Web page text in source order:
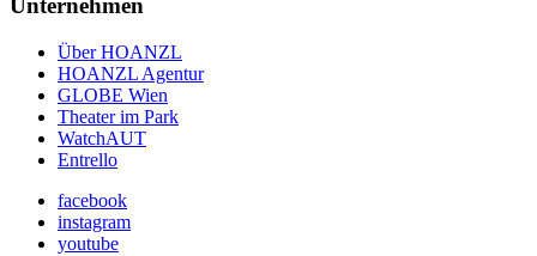
Unternehmen
Über HOANZL
HOANZL Agentur
GLOBE Wien
Theater im Park
WatchAUT
Entrello
facebook
instagram
youtube